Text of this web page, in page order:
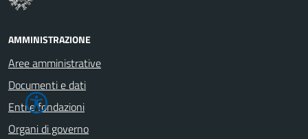
AMMINISTRAZIONE
Aree amministrative
Documenti e dati
Enti e fondazioni
Organi di governo